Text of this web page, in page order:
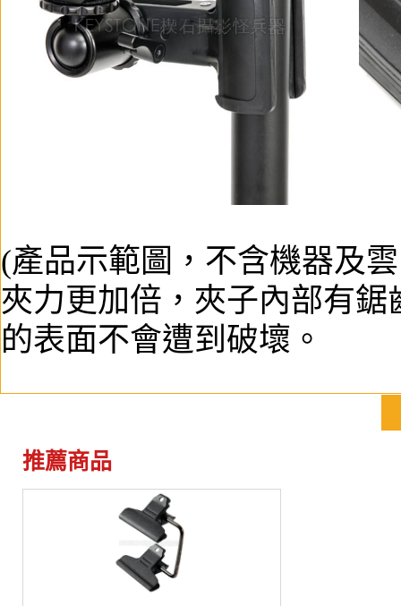
(產品示範圖，不含機器及
夾力更加倍，夾子內部有
的表面不會遭到破壞。
推薦商品